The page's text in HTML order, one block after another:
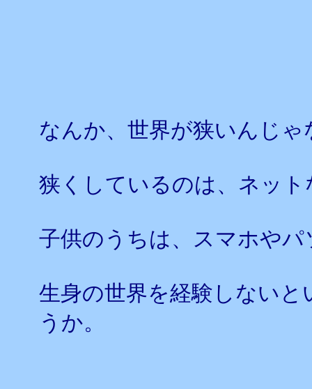
なんか、世界が狭いんじ
狭くしているのは、ネッ
子供のうちは、スマホや
生身の世界を経験しない
うか。